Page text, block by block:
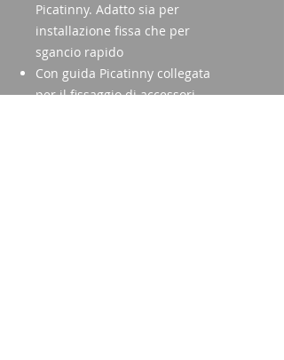
Picatinny. Adatto sia per
installazione fissa che per
sgancio rapido
Con guida Picatinny collegata
per il fissaggio di accessori